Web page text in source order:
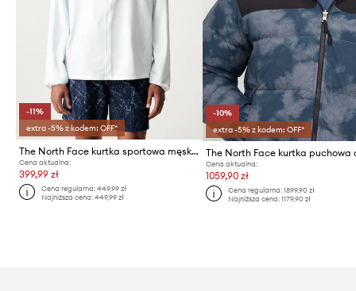
-11%
extra -5% z kodem: OFF*
The North Face kurtka sportowa męska FONTANALES WIND JACKET
Cena aktualna:
399,99 zł
Cena regularna:449,99 zł
Najniższa cena:449,99 zł
-10%
extra -5% z kodem: OFF*
Cena aktualna:
1059,90 zł
Cena regularna: 1899,90 zł
Najniższa cena: 1179,90 zł